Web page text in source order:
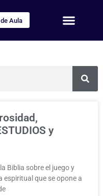
Aula
y
Biblia sobre el juego y
espiritual que se opone a